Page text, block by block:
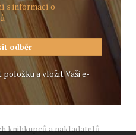
s informací o
a vložit Vaši e-
knihkupců a nakladatelů